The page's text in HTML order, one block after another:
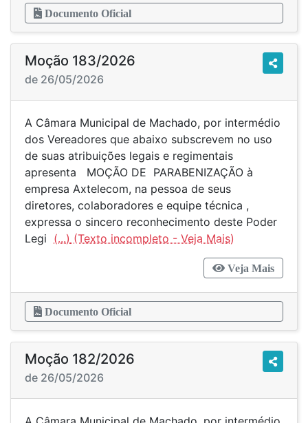
Documento Oficial
Moção 183/2026
de 26/05/2026
A Câmara Municipal de Machado, por intermédio
dos Vereadores que abaixo subscrevem no uso
de suas atribuições legais e regimentais
apresenta MOÇÃO DE PARABENIZAÇÃO à
empresa Axtelecom, na pessoa de seus
diretores, colaboradores e equipe técnica ,
expressa o sincero reconhecimento deste Poder
Legi (...)
Veja Mais
Documento Oficial
Moção 182/2026
de 26/05/2026